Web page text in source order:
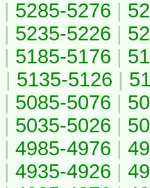
| 5285-5276 |
| 5235-5226 |
| 5185-5176 |
| 5135-5126 |
| 5085-5076 |
| 5035-5026 |
| 4985-4976 |
| 4935-4926 |